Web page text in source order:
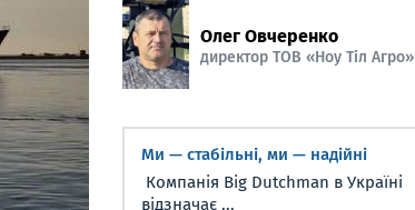
Олег Овчеренко
директор ТОВ «Ноу Тіл Агро»
Ми — стабільні, ми — надійні
Компанія Big Dutchman в Україні
відзначає ...